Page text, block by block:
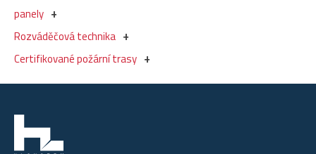
panely
Rozváděčová technika
Certifikované požární trasy